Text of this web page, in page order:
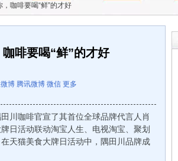
咖啡要喝“鲜”的才好
啡要喝“鲜”的才好
博 腾讯微博 微信 更多
咖啡官宣了其首位全球品牌代言人肖
日活动联动淘宝人生、电视淘宝、聚划
天猫美食大牌日活动中，隅田川品牌成